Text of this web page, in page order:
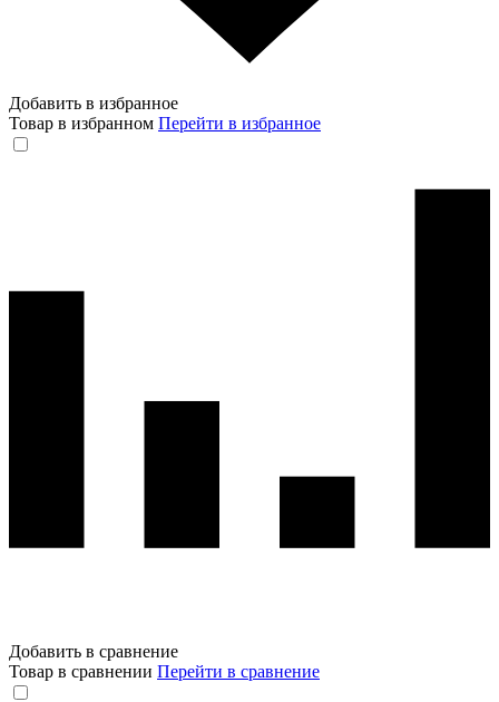
Добавить в избранное
Товар в избранном Перейти в избранное
Добавить в сравнение
Товар в сравнении Перейти в сравнение